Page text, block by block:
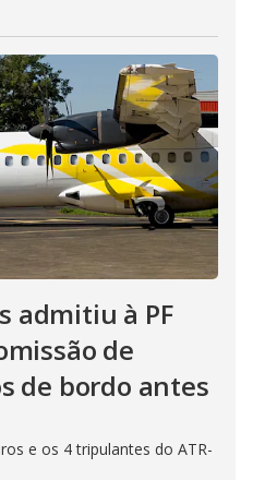
admitiu à PF
de
de bordo antes
e os 4 tripulantes do ATR-